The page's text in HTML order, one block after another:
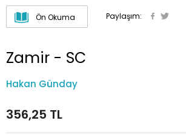
Ön Okuma Paylaşım:
Zamir - SC
Hakan Günday
356,25 TL